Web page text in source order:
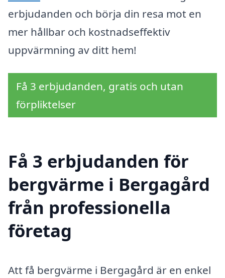
erbjudanden och börja din resa mot en
mer hållbar och kostnadseffektiv
uppvärmning av ditt hem!
Få 3 erbjudanden, gratis och utan
förpliktelser
Få 3 erbjudanden för
bergvärme i Bergagård
från professionella
företag
Att få bergvärme i Bergagård är en enkel